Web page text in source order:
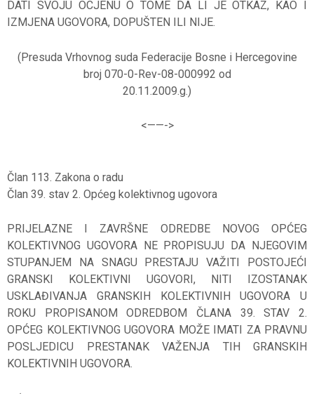
DATI SVOJU OCJENU O TOME DA LI JE OTKAZ, KAO I
IZMJENA UGOVORA, DOPUŠTEN ILI NIJE.
(Presuda Vrhovnog suda Federacije Bosne i Hercegovine
broj 070-0-Rev-08-000992 od
20.11.2009.g.)
<——->
Član 113. Zakona o radu
Član 39. stav 2. Općeg kolektivnog ugovora
PRIJELAZNE I ZAVRŠNE ODREDBE NOVOG OPĆEG
KOLEKTIVNOG UGOVORA NE PROPISUJU DA NJEGOVIM
STUPANJEM NA SNAGU PRESTAJU VAŽITI POSTOJEĆI
GRANSKI KOLEKTIVNI UGOVORI, NITI IZOSTANAK
USKLAĐIVANJA GRANSKIH KOLEKTIVNIH UGOVORA U
ROKU PROPISANOM ODREDBOM ČLANA 39. STAV 2.
OPĆEG KOLEKTIVNOG UGOVORA MOŽE IMATI ZA PRAVNU
POSLJEDICU PRESTANAK VAŽENJA TIH GRANSKIH
KOLEKTIVNIH UGOVORA.